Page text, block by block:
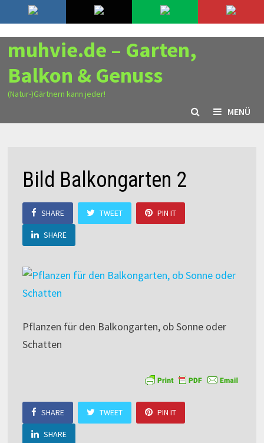
Zurück
zum
Inhalt
10. August 2026
muhvie.de – Garten,
Balkon & Genuss
(Natur-)Gärtnern kann jeder!
MENÜ
Bild Balkongarten 2
SHARE TWEET PIN IT
SHARE
Pflanzen für den Balkongarten, ob Sonne oder
Schatten
SHARE TWEET PIN IT
SHARE